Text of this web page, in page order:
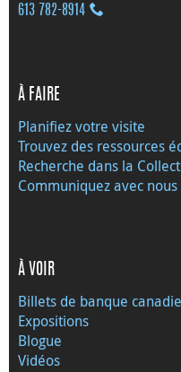
613 782‑8914
À FAIRE
Planifiez votre visite
Trouvez des ressources
Recherche dans la
Communiquez avec nous
À VOIR
Billets de banque
Expositions
Blogue
Vidéos